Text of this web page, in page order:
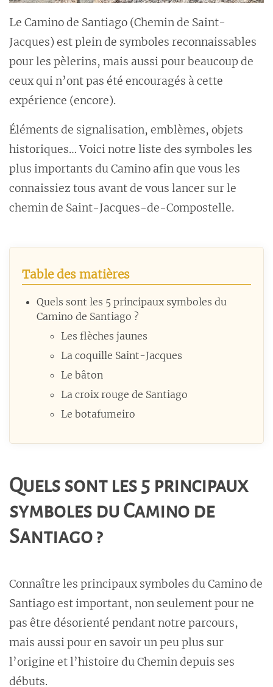
Le Camino de Santiago (Chemin de Saint-
Jacques) est plein de symboles reconnaissables
pour les pèlerins, mais aussi pour beaucoup de
ceux qui n’ont pas été encouragés à cette
expérience (encore).
Éléments de signalisation, emblèmes, objets
historiques… Voici notre liste des symboles les
plus importants du Camino afin que vous les
connaissiez tous avant de vous lancer sur le
chemin de Saint-Jacques-de-Compostelle.
Table des matières
Quels sont les 5 principaux symboles du
Camino de Santiago ?
Les flèches jaunes
La coquille Saint-Jacques
Le bâton
La croix rouge de Santiago
Le botafumeiro
Quels sont les 5 principaux
symboles du Camino de
Santiago ?
Connaître les principaux symboles du Camino de
Santiago est important, non seulement pour ne
pas être désorienté pendant notre parcours,
mais aussi pour en savoir un peu plus sur
l’origine et l’histoire du Chemin depuis ses
débuts.